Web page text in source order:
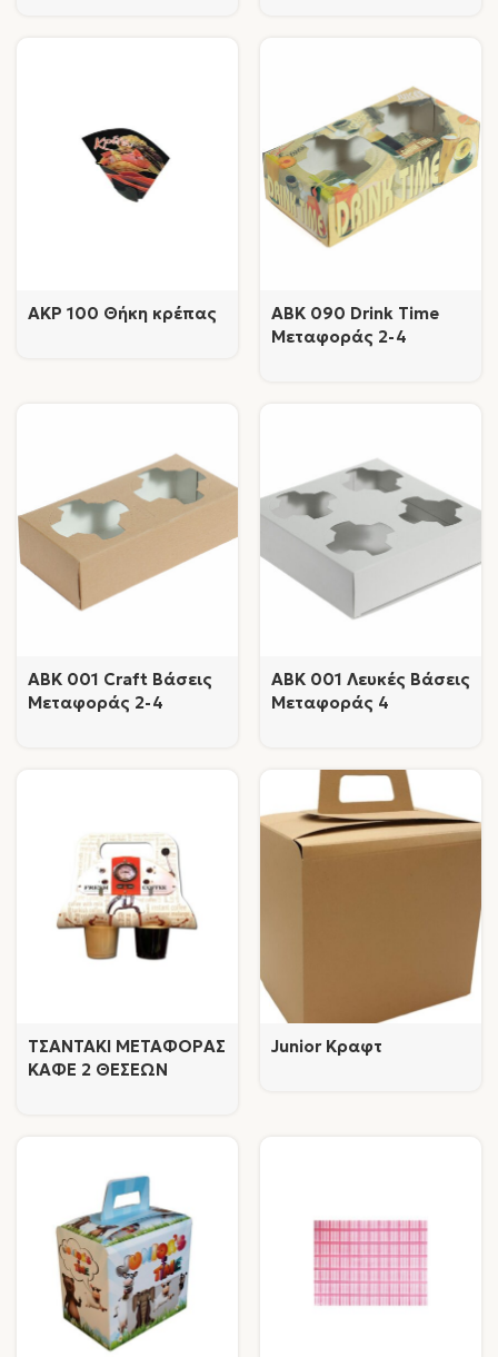
AKP 100 Θήκη κρέπας
AΒK 090 Drink Time
Μεταφοράς 2-4
AΒΚ 001 Craft Βάσεις
Μεταφοράς 2-4
AΒΚ 001 Λευκές Βάσεις
Μεταφοράς 4
ΤΣΑΝΤΑΚΙ ΜΕΤΑΦΟΡΑΣ
ΚΑΦΕ 2 ΘΕΣΕΩΝ
Junior Κραφτ